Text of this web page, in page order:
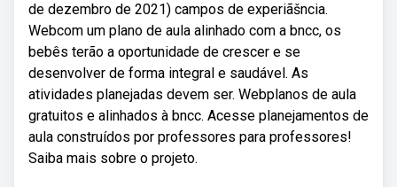
de dezembro de 2021) campos de experiãšncia.
Webcom um plano de aula alinhado com a bncc, os
bebês terão a oportunidade de crescer e se
desenvolver de forma integral e saudável. As
atividades planejadas devem ser. Webplanos de aula
gratuitos e alinhados à bncc. Acesse planejamentos de
aula construídos por professores para professores!
Saiba mais sobre o projeto.